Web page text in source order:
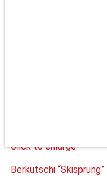
Click to enlarge
Berkutschi